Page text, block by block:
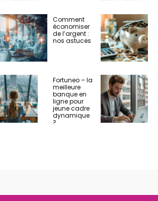
Comment
économiser
de l’argent :
nos astuces
Fortuneo – la
meilleure
banque en
ligne pour
jeune cadre
dynamique
?